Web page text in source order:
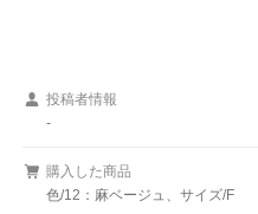
投稿者情報
-
購入した商品
色/12：麻ベージュ、サイズ/F